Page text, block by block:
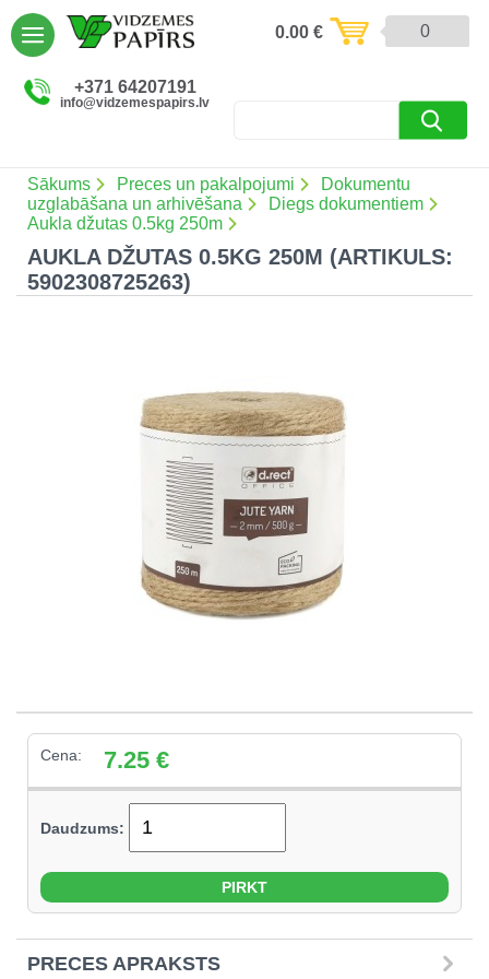
+371 64207191
info@vidzemespapirs.lv
0
0.00€
Sākums Preces un pakalpojumi
Dokumentu
uzglabāšana un arhivēšana
Diegs dokumentiem
Aukla džutas 0.5kg 250m
AUKLA DŽUTAS 0.5KG 250M (ARTIKULS:
5902308725263)
Cena: 7.25 €
Daudzums:
PRECES APRAKSTS
AIZVĒRT
Atlaides (12)
Ielogoties